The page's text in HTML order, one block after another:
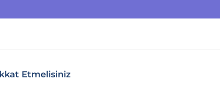
Etmelisiniz